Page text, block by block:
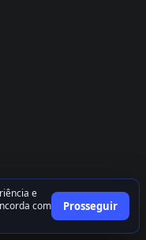
e
com
Prosseguir